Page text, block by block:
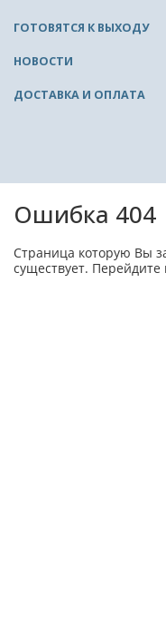
ГОТОВЯТСЯ К ВЫХОДУ
НОВОСТИ
ДОСТАВКА И ОПЛАТА
Ошибка 404
Страница которую Вы
существует. Перейдите